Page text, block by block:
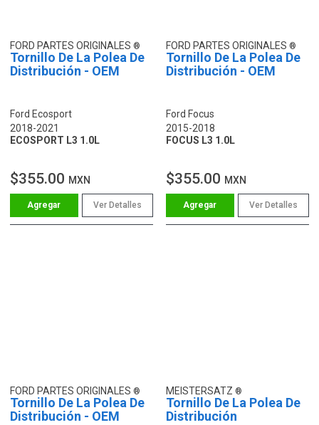
FORD PARTES ORIGINALES
Tornillo De La Polea De
Distribución - OEM
Ford Ecosport
2018-2021
ECOSPORT L3 1.0L
$355.00 MXN
Ver Detalles
FORD PARTES ORIGINALES
Tornillo De La Polea De
Distribución - OEM
Ford Focus
2015-2018
FOCUS L3 1.0L
$355.00 MXN
Ver Detalles
FORD PARTES ORIGINALES
Tornillo De La Polea De
Distribución - OEM
MEISTERSATZ
Tornillo De La Polea De
Distribución